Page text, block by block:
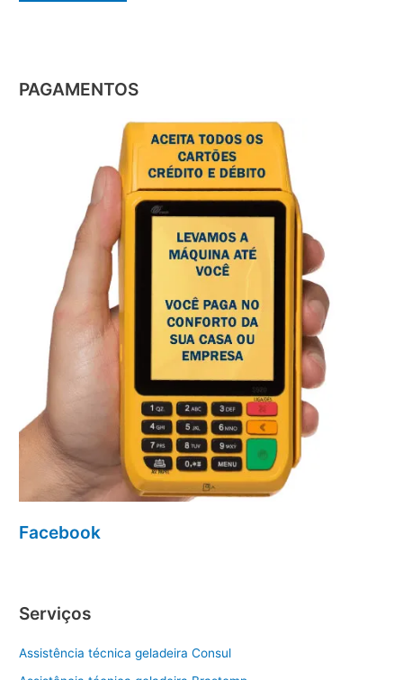
PAGAMENTOS
Facebook
Serviços
Assistência técnica geladeira Consul